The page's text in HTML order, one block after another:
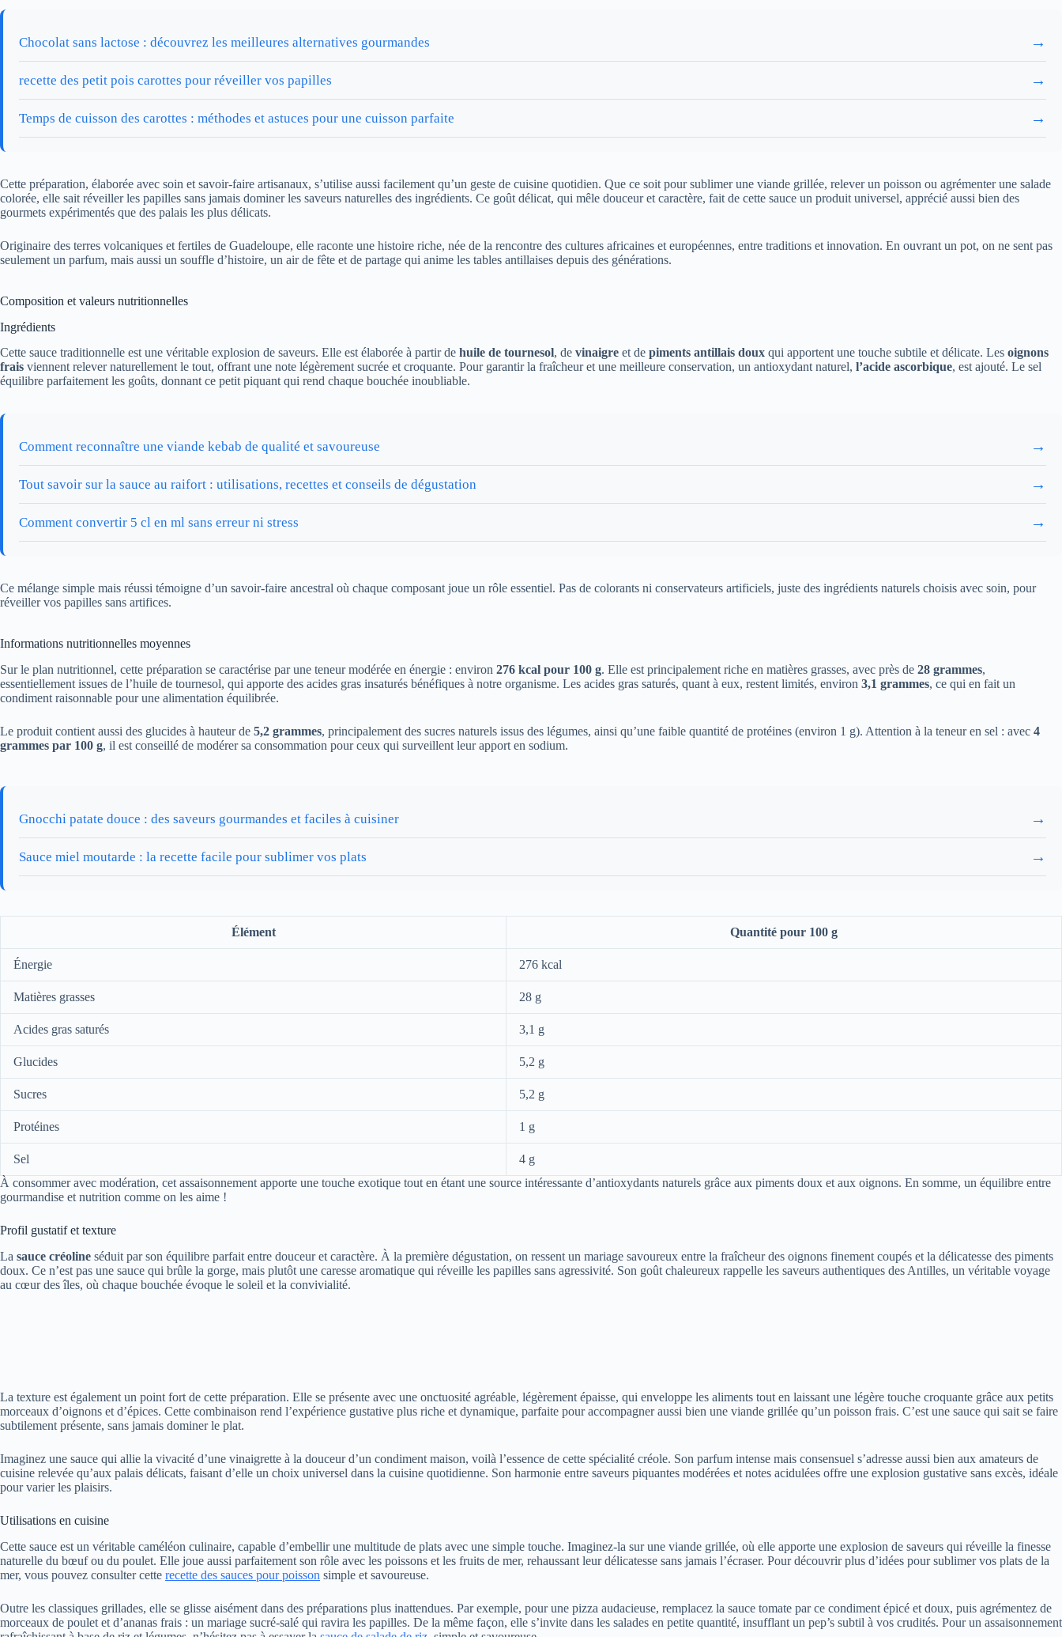
Chocolat sans lactose : découvrez les meilleures alternatives gourmandes →
recette des petit pois carottes pour réveiller vos papilles →
Temps de cuisson des carottes : méthodes et astuces pour une cuisson parfaite →
Cette préparation, élaborée avec soin et savoir-faire artisanaux, s’utilise aussi facilement qu’un geste de cuisine quotidien. Que ce soit pour sublimer une viande grillée, relever un poisson ou agrémenter une salade
colorée, elle sait réveiller les papilles sans jamais dominer les saveurs naturelles des ingrédients. Ce goût délicat, qui mêle douceur et caractère, fait de cette sauce un produit universel, apprécié aussi bien des
gourmets expérimentés que des palais les plus délicats.
Originaire des terres volcaniques et fertiles de Guadeloupe, elle raconte une histoire riche, née de la rencontre des cultures africaines et européennes, entre traditions et innovation. En ouvrant un pot, on ne sent pas
seulement un parfum, mais aussi un souffle d’histoire, un air de fête et de partage qui anime les tables antillaises depuis des générations.
Composition et valeurs nutritionnelles
Ingrédients
Cette sauce traditionnelle est une véritable explosion de saveurs. Elle est élaborée à partir de huile de tournesol, de vinaigre et de piments antillais doux qui apportent une touche subtile et délicate. Les oignons
frais viennent relever naturellement le tout, offrant une note légèrement sucrée et croquante. Pour garantir la fraîcheur et une meilleure conservation, un antioxydant naturel, l’acide ascorbique, est ajouté. Le sel
équilibre parfaitement les goûts, donnant ce petit piquant qui rend chaque bouchée inoubliable.
Comment reconnaître une viande kebab de qualité et savoureuse →
Tout savoir sur la sauce au raifort : utilisations, recettes et conseils de dégustation →
Comment convertir 5 cl en ml sans erreur ni stress →
Ce mélange simple mais réussi témoigne d’un savoir-faire ancestral où chaque composant joue un rôle essentiel. Pas de colorants ni conservateurs artificiels, juste des ingrédients naturels choisis avec soin, pour
réveiller vos papilles sans artifices.
Informations nutritionnelles moyennes
Sur le plan nutritionnel, cette préparation se caractérise par une teneur modérée en énergie : environ 276 kcal pour 100 g. Elle est principalement riche en matières grasses, avec près de 28 grammes,
essentiellement issues de l’huile de tournesol, qui apporte des acides gras insaturés bénéfiques à notre organisme. Les acides gras saturés, quant à eux, restent limités, environ 3,1 grammes, ce qui en fait un
condiment raisonnable pour une alimentation équilibrée.
Le produit contient aussi des glucides à hauteur de 5,2 grammes, principalement des sucres naturels issus des légumes, ainsi qu’une faible quantité de protéines (environ 1 g). Attention à la teneur en sel : avec 4
grammes par 100 g, il est conseillé de modérer sa consommation pour ceux qui surveillent leur apport en sodium.
Gnocchi patate douce : des saveurs gourmandes et faciles à cuisiner →
Sauce miel moutarde : la recette facile pour sublimer vos plats →
Élément Quantité pour 100 g
Énergie 276 kcal
Matières grasses 28 g
Acides gras saturés 3,1 g
Glucides 5,2 g
Sucres 5,2 g
Protéines 1 g
Sel
4 g
À consommer avec modération, cet assaisonnement apporte une touche exotique tout en étant une source intéressante d’antioxydants naturels grâce aux piments doux et aux oignons. En somme, un équilibre entre
gourmandise et nutrition comme on les aime !
Profil gustatif et texture
La sauce créoline séduit par son équilibre parfait entre douceur et caractère. À la première dégustation, on ressent un mariage savoureux entre la fraîcheur des oignons finement coupés et la délicatesse des piments
doux. Ce n’est pas une sauce qui brûle la gorge, mais plutôt une caresse aromatique qui réveille les papilles sans agressivité. Son goût chaleureux rappelle les saveurs authentiques des Antilles, un véritable voyage
au cœur des îles, où chaque bouchée évoque le soleil et la convivialité.
La texture est également un point fort de cette préparation. Elle se présente avec une onctuosité agréable, légèrement épaisse, qui enveloppe les aliments tout en laissant une légère touche croquante grâce aux petits
morceaux d’oignons et d’épices. Cette combinaison rend l’expérience gustative plus riche et dynamique, parfaite pour accompagner aussi bien une viande grillée qu’un poisson frais. C’est une sauce qui sait se faire
subtilement présente, sans jamais dominer le plat.
Imaginez une sauce qui allie la vivacité d’une vinaigrette à la douceur d’un condiment maison, voilà l’essence de cette spécialité créole. Son parfum intense mais consensuel s’adresse aussi bien aux amateurs de
cuisine relevée qu’aux palais délicats, faisant d’elle un choix universel dans la cuisine quotidienne. Son harmonie entre saveurs piquantes modérées et notes acidulées offre une explosion gustative sans excès, idéale
pour varier les plaisirs.
Utilisations en cuisine
Cette sauce est un véritable caméléon culinaire, capable d’embellir une multitude de plats avec une simple touche. Imaginez-la sur une viande grillée, où elle apporte une explosion de saveurs qui réveille la finesse
naturelle du bœuf ou du poulet. Elle joue aussi parfaitement son rôle avec les poissons et les fruits de mer, rehaussant leur délicatesse sans jamais l’écraser. Pour découvrir plus d’idées pour sublimer vos plats de la
mer, vous pouvez consulter cette recette des sauces pour poisson simple et savoureuse.
Outre les classiques grillades, elle se glisse aisément dans des préparations plus inattendues. Par exemple, pour une pizza audacieuse, remplacez la sauce tomate par ce condiment épicé et doux, puis agrémentez de
morceaux de poulet et d’ananas frais : un mariage sucré-salé qui ravira les papilles. De la même façon, elle s’invite dans les salades en petite quantité, insufflant un pep’s subtil à vos crudités. Pour un assaisonnement